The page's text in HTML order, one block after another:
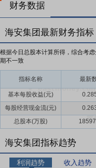
财务数据
海安集团最新财务指标
根据今日总股本计算所得，综合考
期不一致
指标名称 最新
基本每股收益(元)
每股经营现金流(元)
总股本(万股)
海安集团指标趋势
利润趋势 收入趋势